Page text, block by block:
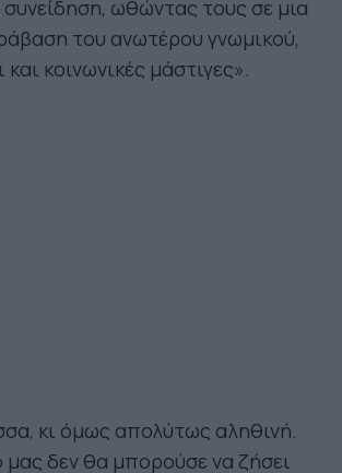
συνείδηση, ωθώντας τους σε μια
του ανωτέρου γνωμικού,
και κοινωνικές μάστιγες».
κι όμως απολύτως αληθινή.
μας δεν θα μπορούσε να ζήσει